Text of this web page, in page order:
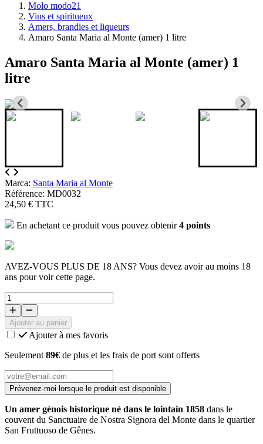
Molo modo21
Vins et spiritueux
Amers, brandies et liqueurs
Amaro Santa Maria al Monte (amer) 1 litre
Amaro Santa Maria al Monte (amer) 1
litre
Marca: Santa Maria al Monte
Référence: MD0032
24,50 € TTC
En achetant ce produit vous pouvez obtenir4 points
AVEZ-VOUS PLUS DE 18 ANS? Vous devez avoir au moins 18
ans pour voir cette page.
Ajouter au panier
Ajouter à mes favoris
Seulement 89€ de plus et les frais de port sont offerts
Prévenez-moi lorsque le produit est disponible
Un amer génois historique né dans le lointain 1858 dans le
couvent du Sanctuaire de Nostra Signora del Monte dans le quartier
San Fruttuoso de Gênes.